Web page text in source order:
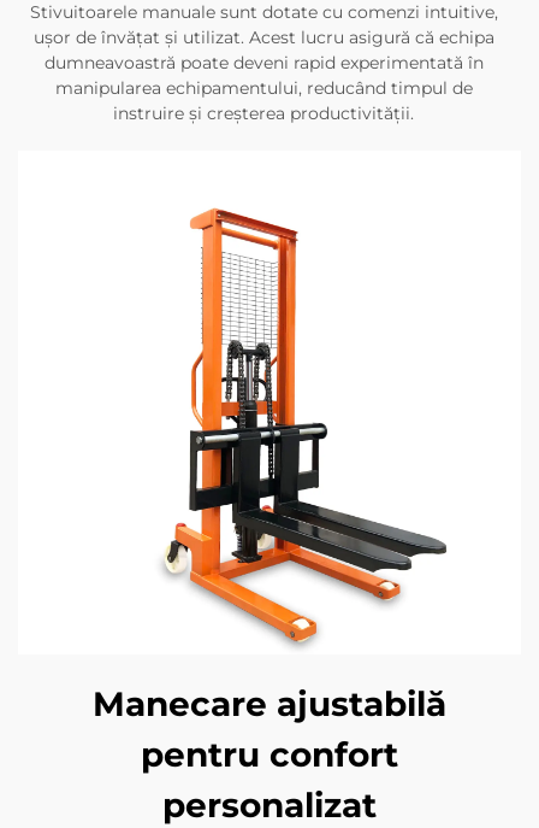
Stivuitoarele manuale sunt dotate cu comenzi intuitive,
ușor de învățat și utilizat. Acest lucru asigură că echipa
dumneavoastră poate deveni rapid experimentată în
manipularea echipamentului, reducând timpul de
instruire și creșterea productivității.
Manecare ajustabilă
pentru confort
personalizat